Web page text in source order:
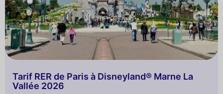
Tarif RER de Paris à Disneyland® Marne La
Vallée 2026